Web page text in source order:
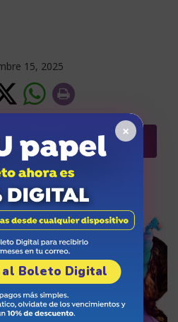
15, 2025
noticias
×
Boleto Digital